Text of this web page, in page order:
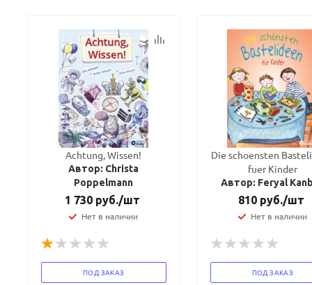
Achtung, Wissen!
Автор: Christa
Poppelmann
1 730руб./шт
Нет в наличии
ПОД ЗАКАЗ
Die schoensten
fuer Kinder
Автор: Feryal
810руб./шт
Нет в наличии
ПОД ЗАКАЗ